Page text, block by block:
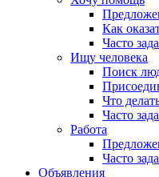
Как
Часто
Ищу человека
Поиск
Что
Часто
Работа
Часто
Объявления